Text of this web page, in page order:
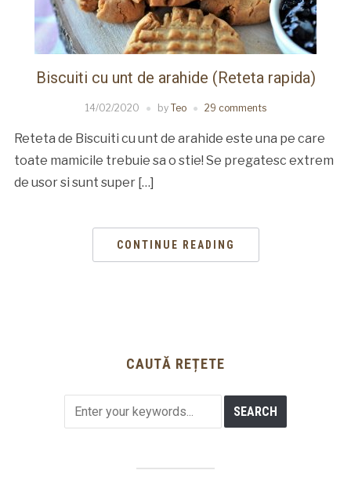
Biscuiti cu unt de arahide (Reteta rapida)
14/02/2020 by Teo 29 comments
Reteta de Biscuiti cu unt de arahide este una pe care
toate mamicile trebuie sa o stie! Se pregatesc extrem
de usor si sunt super […]
CONTINUE READING
CAUTĂ REȚETE